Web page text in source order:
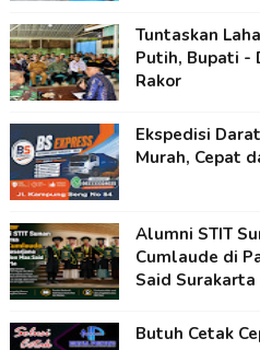
Tuntaskan
Putih, Bupati -
Rakor
Ekspedisi
Murah, Cepat
Alumni STIT
Cumlaude di
Said Surakarta
Butuh Cetak